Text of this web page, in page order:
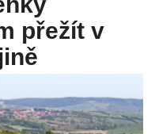
přežít v